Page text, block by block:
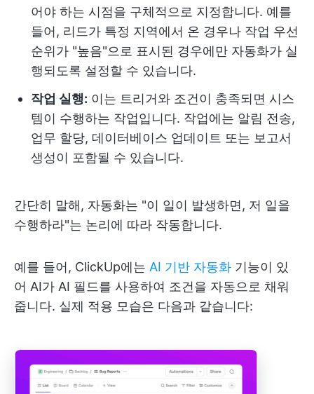
어야 하는 시점을 구체적으로 지정합니다. 예를
들어, 리드가 특정 지역에서 온 경우나 작업 우선
순위가 "높음"으로 표시된 경우에만 자동화가 실
행되도록 설정할 수 있습니다.
작업 실행: 이는 트리거와 조건이 충족되면 시스
템이 수행하는 작업입니다. 작업에는 알림 전송,
업무 할당, 데이터베이스 업데이트 또는 보고서
생성이 포함될 수 있습니다.
간단히 말해, 자동화는 "이 일이 발생하면, 저 일을
수행하라"는 논리에 따라 작동합니다.
예를 들어, ClickUp에는 AI 기반 자동화 기능이 있
어 AI가 AI 필드를 사용하여 조건을 자동으로 채워
줍니다. 실제 적용 모습은 다음과 같습니다: